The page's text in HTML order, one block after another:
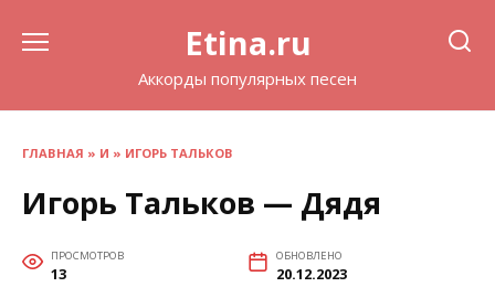
Etina.ru
Аккорды популярных песен
ГЛАВНАЯ » И » ИГОРЬ ТАЛЬКОВ
Игорь Тальков — Дядя
ПРОСМОТРОВ
13
ОБНОВЛЕНО
20.12.2023